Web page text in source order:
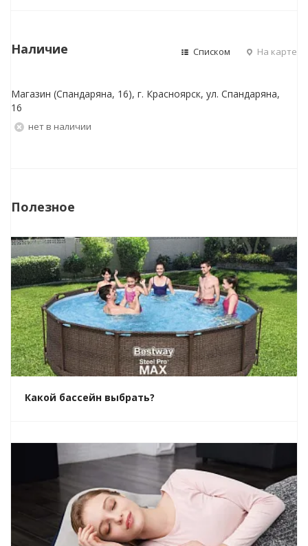
Наличие Списком На карте
Магазин (Спандаряна, 16), г. Красноярск, ул. Спандаряна,
16
Нет в наличии
Полезное
Какой бассейн выбрать?